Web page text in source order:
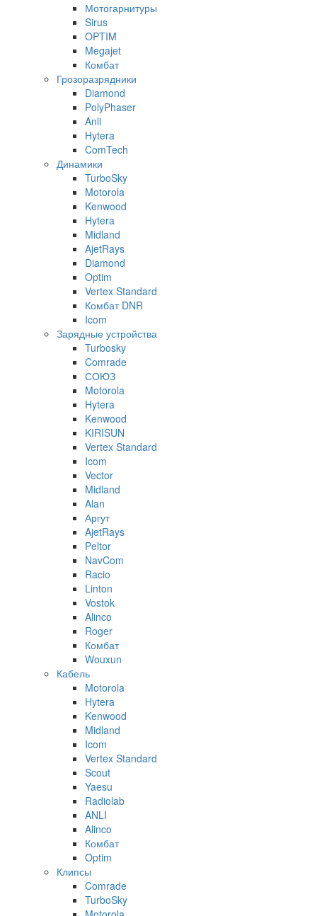
Мотогарнитуры
Sirus
OPTIM
Megajet
Комбат
Грозоразрядники
Diamond
PolyPhaser
Anli
Hytera
ComTech
Динамики
TurboSky
Motorola
Kenwood
Hytera
Midland
AjetRays
Diamond
Optim
Vertex Standard
Комбат DNR
Icom
Зарядные устройства
Turbosky
Comrade
СОЮЗ
Motorola
Hytera
Kenwood
KIRISUN
Vertex Standard
Icom
Vector
Midland
Alan
Аргут
AjetRays
Peltor
NavCom
Racio
Linton
Vostok
Alinco
Roger
Комбат
Wouxun
Кабель
Motorola
Hytera
Kenwood
Midland
Icom
Vertex Standard
Scout
Yaesu
Radiolab
ANLI
Alinco
Комбат
Optim
Клипсы
Comrade
TurboSky